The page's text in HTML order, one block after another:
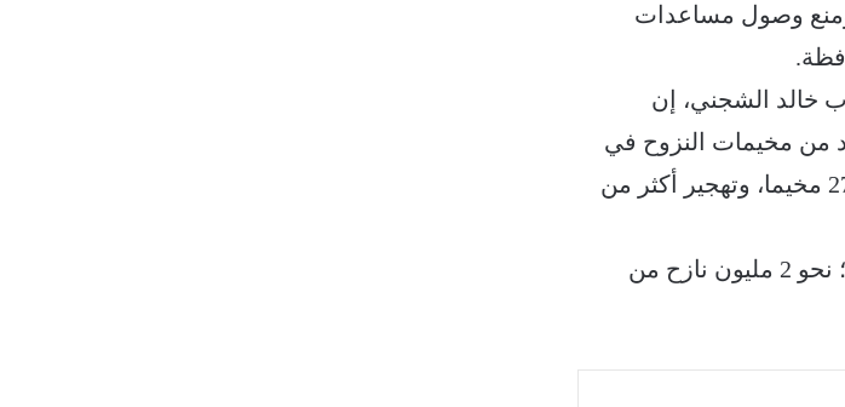
ومرافق طبية و16 حالة إعاقة ومنع وصول مساعدات
خالد الشجني، إن
من مخيمات النزوح في
المحافظة خلال الفترة من يناير 2020 إلى مارس 2021 أدى إلى إغلاق 27 مخيما، وتهجير أكثر من
يشار إلى أن محافظة مأرب استقبلت منذ بدء حرب ميليشيات الحوثي؛ نحو 2 مليون نازح من